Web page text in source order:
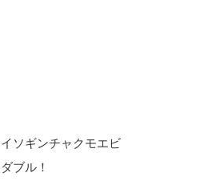
イソギンチャクモエビ
ダブル！